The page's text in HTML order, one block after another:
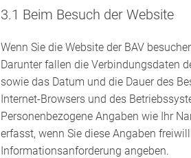
3.1 Beim Besuch der Website
Wenn Sie die Website der BAV
Darunter fallen die Verbindungsdaten
sowie das Datum und die Dauer des
Internet-Browsers und des
Personenbezogene Angaben wie Ihr
erfasst, wenn Sie diese Angaben
Informationsanforderung angeben.